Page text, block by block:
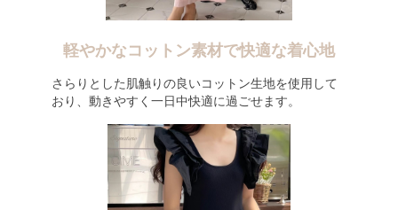
軽やかなコットン素材で快適な着心地
さらりとした肌触りの良いコットン生地を使用して
おり、動きやすく一日中快適に過ごせます。